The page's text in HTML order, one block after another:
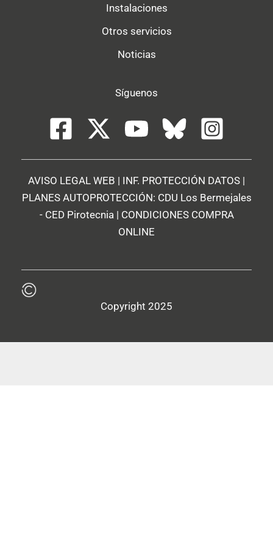
Instalaciones
Otros servicios
Noticias
Síguenos
AVISO LEGAL WEB | INF. PROTECCIÓN DATOS |
PLANES AUTOPROTECCIÓN: CDU Los Bermejales
- CED Pirotecnia | CONDICIONES COMPRA
ONLINE
Copyright 2025